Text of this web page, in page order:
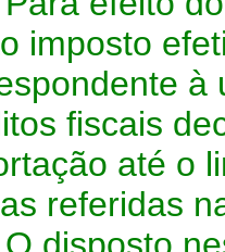
imposto
à
fiscais
até o
referidas